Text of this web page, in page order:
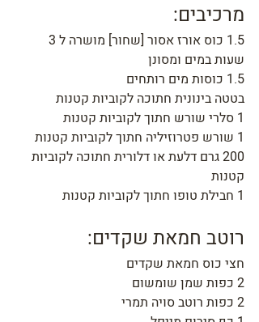
מרכיבים:
שעות במים ומסונן
1.5 כוסות מים רותחים
בטטה בינונית חתוכה לקוביות קטנות
1 סלרי שורש חתוך לקוביות קטנות
1 שורש פטרוזיליה חתוך לקוביות קטנות
200 גרם דלעת או דלורית חתוכה לקוביות
קטנות
1 חבילת טופו חתוך לקוביות קטנות
רוטב חמאת שקדים:
חצי כוס חמאת שקדים
2 כפות שמן שומשום
2 כפות רוטב סויה תמרי